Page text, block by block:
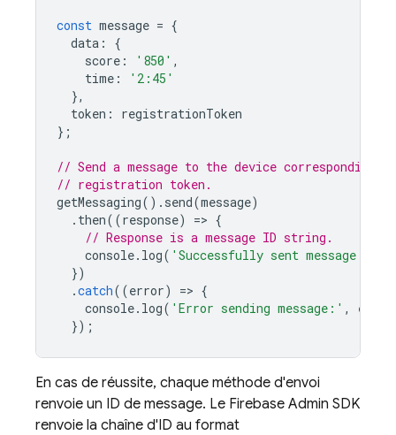
const message = {
data :
{
score : '850' ,
time :
'2:45'
},
token :
registrationToken
};
// Send a message to the device corresponding
// registration token.
getMessaging(). send(message)
. then((response) => {
// Response is a message ID string.
console. log( 'Successfully sent message:'
})
.catch((error) => {
console. log( 'Error sending message:' , error
});
En cas de réussite, chaque méthode d'envoi
renvoie un ID de message. Le Firebase Admin SDK
renvoie la chaîne d'ID au format